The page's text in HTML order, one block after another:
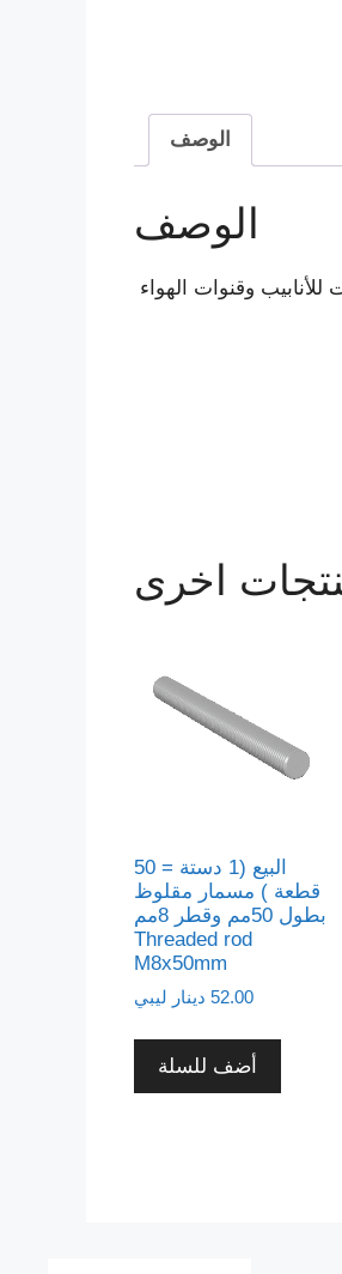
الوصف
الوصف
وقنوات الهواء
اخرى
البيع (1 دستة = 50
قطعة ) مسمار مقلوظ
بطول 50مم وقطر 8مم
Threaded rod
M8x50mm
52.00 دينار ليبي
أضف للسلة